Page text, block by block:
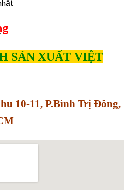
SẢN XUẤT VIỆT
10-11, P.Bình Trị Đông,